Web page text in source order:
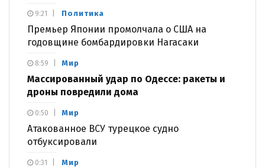
Политика
Премьер Японии промолчала о США на
годовщине бомбардировки Нагасаки
9:21
Мир
Массированный удар по Одессе: ракеты и
дроны повредили дома
8:59
Мир
Атакованное ВСУ турецкое судно
отбуксировали
0:50
Мир
0:31